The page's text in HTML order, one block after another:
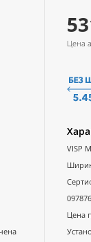
Цена
VISP
Цена